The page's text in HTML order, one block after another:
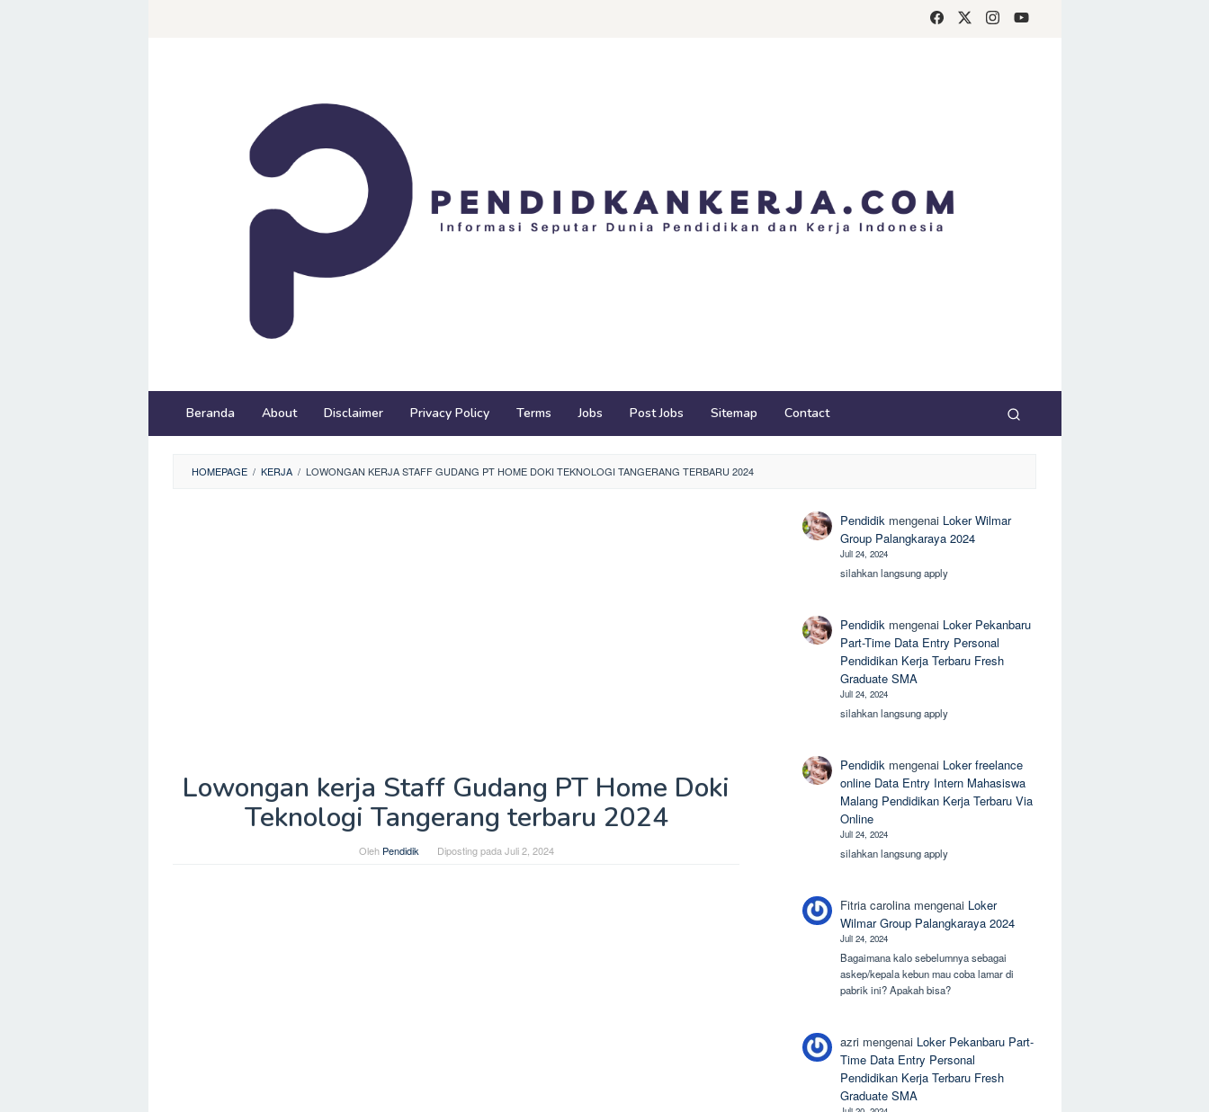
Beranda About Disclaimer Privacy Policy Terms Jobs Post Jobs Sitemap Contact
HOMEPAGE / KERJA / LOWONGAN KERJA STAFF GUDANG PT HOME DOKI TEKNOLOGI TANGERANG TERBARU 2024
Lowongan kerja Staff Gudang PT Home Doki
Teknologi Tangerang terbaru 2024
Oleh Pendidik Diposting pada Juli 2, 2024
Pendidik mengenai Loker Wilmar
Group Palangkaraya 2024
Juli 24, 2024
silahkan langsung apply
Pendidik mengenai Loker Pekanbaru
Part-Time Data Entry Personal
Pendidikan Kerja Terbaru Fresh
Graduate SMA
Juli 24, 2024
silahkan langsung apply
Pendidik mengenai Loker freelance
online Data Entry Intern Mahasiswa
Malang Pendidikan Kerja Terbaru Via
Online
Juli 24, 2024
silahkan langsung apply
Fitria carolina mengenai Loker
Wilmar Group Palangkaraya 2024
Juli 24, 2024
Bagaimana kalo sebelumnya sebagai
askep/kepala kebun mau coba lamar di
pabrik ini? Apakah bisa?
azri mengenai Loker Pekanbaru Part-
Time Data Entry Personal
Pendidikan Kerja Terbaru Fresh
Graduate SMA